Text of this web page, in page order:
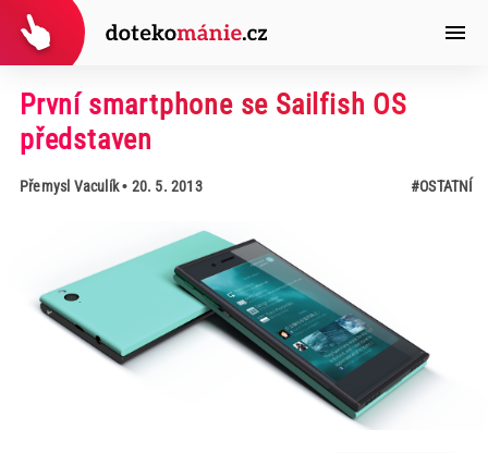
První smartphone se Sailfish OS
představen
Přemysl Vaculík• 20. 5. 2013 #OSTATNÍ